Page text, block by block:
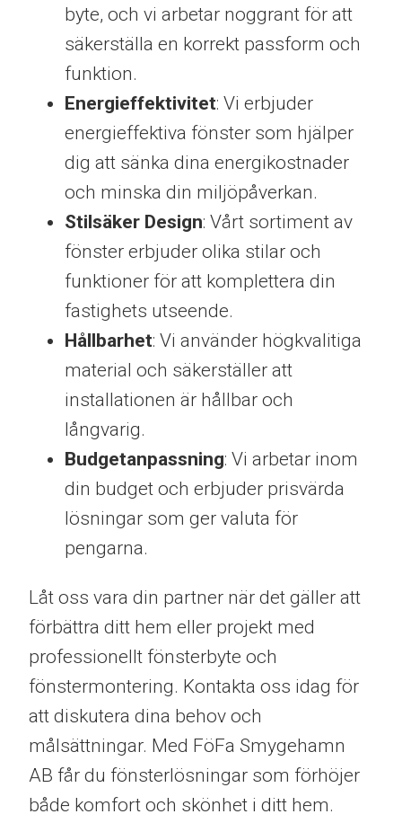
byte, och vi arbetar noggrant för att
säkerställa en korrekt passform och
funktion.
Energieffektivitet: Vi erbjuder
energieffektiva fönster som hjälper
dig att sänka dina energikostnader
och minska din miljöpåverkan.
Stilsäker Design: Vårt sortiment av
fönster erbjuder olika stilar och
funktioner för att komplettera din
fastighets utseende.
Hållbarhet: Vi använder högkvalitiga
material och säkerställer att
installationen är hållbar och
långvarig.
Budgetanpassning: Vi arbetar inom
din budget och erbjuder prisvärda
lösningar som ger valuta för
pengarna.
Låt oss vara din partner när det gäller att
förbättra ditt hem eller projekt med
professionellt fönsterbyte och
fönstermontering. Kontakta oss idag för
att diskutera dina behov och
målsättningar. Med FöFa Smygehamn
AB får du fönsterlösningar som förhöjer
både komfort och skönhet i ditt hem.